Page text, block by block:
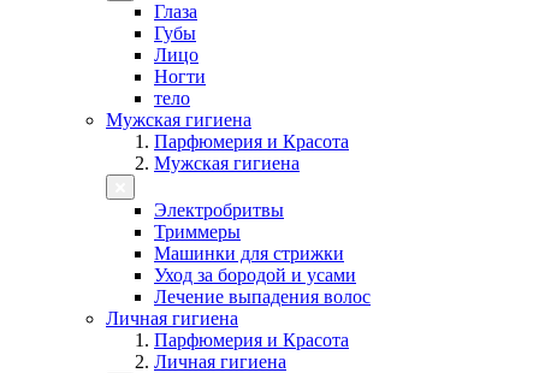
Глаза
Губы
Лицо
Ногти
тело
Мужская гигиена
Парфюмерия и Красота
Мужская гигиена
Электробритвы
Триммеры
Машинки для стрижки
Уход за бородой и усами
Лечение выпадения волос
Личная гигиена
Парфюмерия и Красота
Личная гигиена